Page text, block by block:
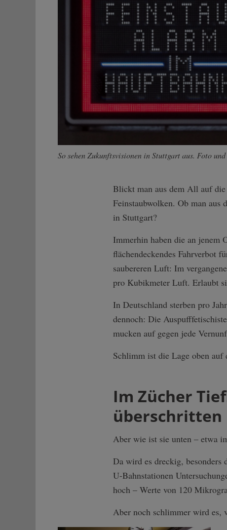
So sehen Zukunftsvisionen in Stuttgart aus. Foto
Blickt man aus dem All auf die
Feinstaubwolken. Ob man aus
in Stuttgart?
Immerhin haben die an jenem
flächendeckendes Fahrverbot
saubereren Luft: Im
pro Kubikmeter Luft. Erlaubt
In Deutschland sterben pro
dennoch: Die
mucken auf gegen jede
Schlimm ist die Lage oben auf
Im Zücher
überschritten
Aber wie ist sie unten – etwa
Da wird es dreckig, besonders
U-Bahnstationen
hoch – Werte von 120
Aber noch schlimmer wird es,